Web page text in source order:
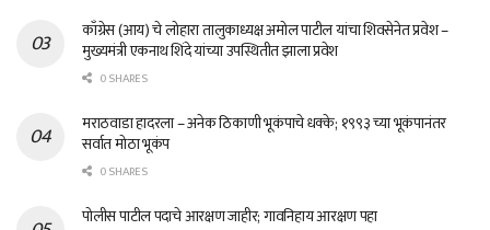
काँग्रेस (आय) चे लोहारा तालुकाध्यक्ष अमोल पाटील यांचा शिवसेनेत प्रवेश –
मुख्यमंत्री एकनाथ शिंदे यांच्या उपस्थितीत झाला प्रवेश
0 SHARES
मराठवाडा हादरला – अनेक ठिकाणी भूकंपाचे धक्के; १९९३ च्या भूकंपानंतर
सर्वात मोठा भूकंप
0 SHARES
पोलीस पाटील पदाचे आरक्षण जाहीर; गावनिहाय आरक्षण पहा